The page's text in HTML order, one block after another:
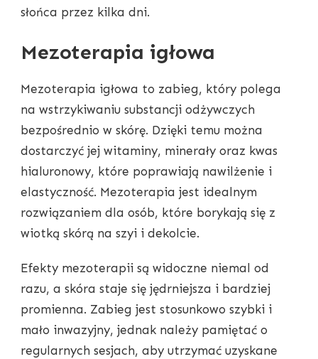
słońca przez kilka dni.
Mezoterapia igłowa
Mezoterapia igłowa to zabieg, który polega
na wstrzykiwaniu substancji odżywczych
bezpośrednio w skórę. Dzięki temu można
dostarczyć jej witaminy, minerały oraz kwas
hialuronowy, które poprawiają nawilżenie i
elastyczność. Mezoterapia jest idealnym
rozwiązaniem dla osób, które borykają się z
wiotką skórą na szyi i dekolcie.
Efekty mezoterapii są widoczne niemal od
razu, a skóra staje się jędrniejsza i bardziej
promienna. Zabieg jest stosunkowo szybki i
mało inwazyjny, jednak należy pamiętać o
regularnych sesjach, aby utrzymać uzyskane